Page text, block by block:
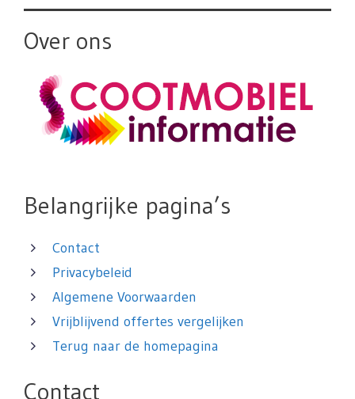
Over ons
Belangrijke pagina’s
Contact
Privacybeleid
Algemene Voorwaarden
Vrijblijvend offertes vergelijken
Terug naar de homepagina
Contact